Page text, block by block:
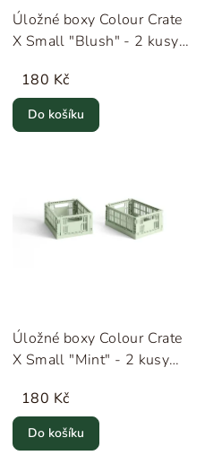
Úložné boxy Colour Crate
X Small "Blush" - 2 kusy
180 Kč
Do košíku
Úložné boxy Colour Crate
X Small "Mint" - 2 kusy
180 Kč
Do košíku